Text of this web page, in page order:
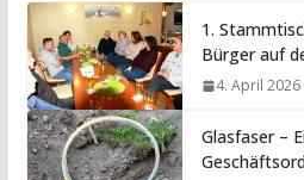
1.
Bürger auf
4. April 2026
Glasfaser –